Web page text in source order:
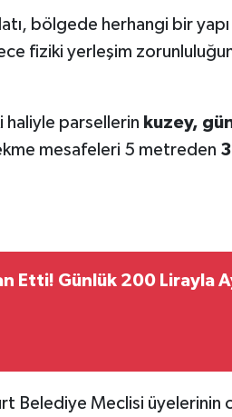
bölgede herhangi bir
fiziki yerleşim
haliyle parsellerin kuzey,
mesafeleri 5 metreden
Etti! Günlük 200 Lirayla
Belediye Meclisi üyelerinin